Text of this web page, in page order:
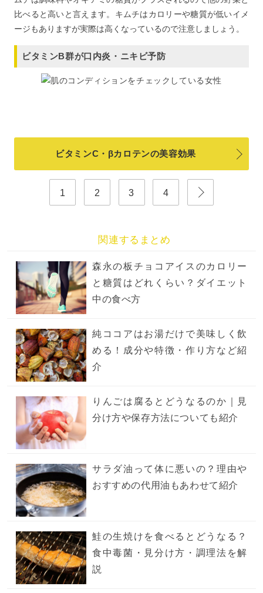
比べると高いと言えます。キムチはカロリーや糖質が低いイメ
ージもありますが実際は高くなっているので注意しましょう。
ビタミンB群が口内炎・ニキビ予防
ビタミンC・βカロテンの美容効果
1 2 3 4
関連するまとめ
森永の板チョコアイスのカロリー
と糖質はどれくらい？ダイエット
中の食べ方
純ココアはお湯だけで美味しく飲
める！成分や特徴・作り方など紹
介
りんごは腐るとどうなるのか｜見
分け方や保存方法についても紹介
サラダ油って体に悪いの？理由や
おすすめの代用油もあわせて紹介
鮭の生焼けを食べるとどうなる？
食中毒菌・見分け方・調理法を解
説